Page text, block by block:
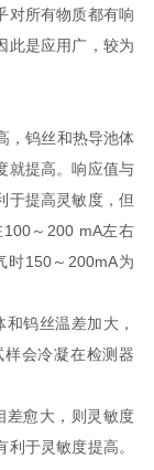
对所有物质都有响
此是应用广，较为
，钨丝和热导池体
就提高。响应值与
于提高灵敏度，但
～200 mA左右
时150～200mA为
钨丝温差加大，
会冷凝在检测器
差愈大，则灵敏度
于灵敏度提高。